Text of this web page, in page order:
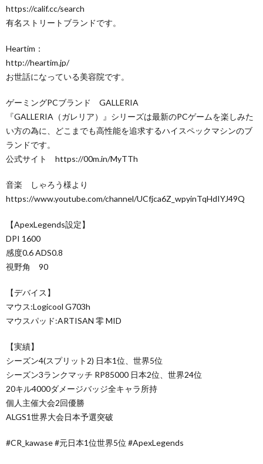
https://calif.cc/search​
有名ストリートブランドです。
Heartim：
http://heartim.jp/​
お世話になっている美容院です。
ゲーミングPCブランド GALLERIA
『GALLERIA（ガレリア）』シリーズは最新のPCゲームを楽しみた
い方の為に、どこまでも高性能を追求するハイスペックマシンのブ
ランドです。
公式サイト https://00m.in/MyTTh
音楽 しゃろう様より
https://www.youtube.com/channel/UCfjca6Z_wpyinTqHdIYJ49Q
【ApexLegends設定】
DPI 1600
感度0.6 ADS0.8
視野角 90
【デバイス】
マウス:Logicool G703h
マウスパッド:ARTISAN 零 MID
【実績】
シーズン4(スプリット2) 日本1位、世界5位
シーズン3ランクマッチ RP85000 日本2位、世界24位
20キル4000ダメージバッジ全キャラ所持
個人主催大会2回優勝
ALGS1世界大会日本予選突破
#CR_kawase​ #元日本1位世界5位​ #ApexLegends​